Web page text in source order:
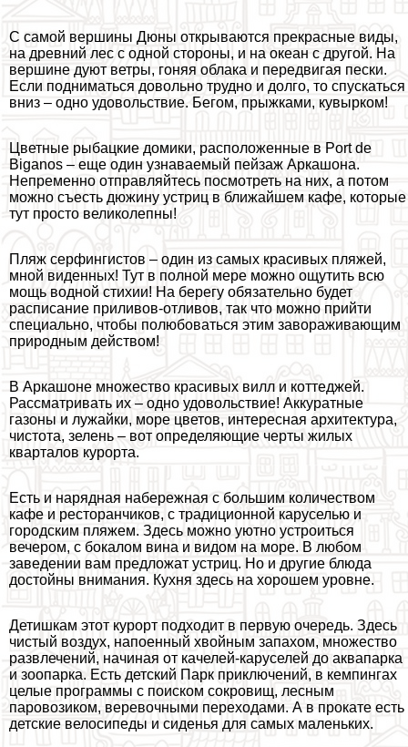
С самой вершины Дюны открываются прекрасные виды,
на древний лес с одной стороны, и на океан с другой. На
вершине дуют ветры, гоняя облака и передвигая пески.
Если подниматься довольно трудно и долго, то спускаться
вниз – одно удовольствие. Бегом, прыжками, кувырком!
Цветные рыбацкие домики, расположенные в Port de
Biganos – еще один узнаваемый пейзаж Аркашона.
Непременно отправляйтесь посмотреть на них, а потом
можно съесть дюжину устриц в ближайшем кафе, которые
тут просто великолепны!
Пляж серфингистов – один из самых красивых пляжей,
мной виденных! Тут в полной мере можно ощутить всю
мощь водной стихии! На берегу обязательно будет
расписание приливов-отливов, так что можно прийти
специально, чтобы полюбоваться этим завораживающим
природным действом!
В Аркашоне множество красивых вилл и коттеджей.
Рассматривать их – одно удовольствие! Аккуратные
газоны и лужайки, море цветов, интересная архитектура,
чистота, зелень – вот определяющие черты жилых
кварталов курорта.
Есть и нарядная набережная с большим количеством
кафе и ресторанчиков, с традиционной каруселью и
городским пляжем. Здесь можно уютно устроиться
вечером, с бокалом вина и видом на море. В любом
заведении вам предложат устриц. Но и другие блюда
достойны внимания. Кухня здесь на хорошем уровне.
Детишкам этот курорт подходит в первую очередь. Здесь
чистый воздух, напоенный хвойным запахом, множество
развлечений, начиная от качелей-каруселей до аквапарка
и зоопарка. Есть детский Парк приключений, в кемпингах
целые программы с поиском сокровищ, лесным
паровозиком, веревочными переходами. А в прокате есть
детские велосипеды и сиденья для самых маленьких.